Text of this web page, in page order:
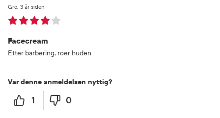
Facecream
3 år siden
Gro
Etter barbering, roer huden
Var denne anmeldelsen nyttig?
1 0